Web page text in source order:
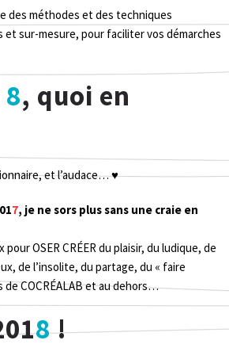
des méthodes et des techniques
et sur-mesure, pour faciliter vos démarches
8, quoi en
et l’audace… ♥
7, je ne sors plus sans une craie en
OSER CRÉER du plaisir, du ludique, de
de l’insolite, du partage, du « faire
de COCRÉALAB et au dehors…
8!